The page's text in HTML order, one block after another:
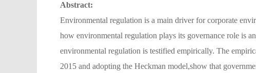
Abstract:
Environmental regulation is a main driver for corporate
how environmental regulation plays its governance role is
environmental regulation is testified empirically. The
2015 and adopting the Heckman model,show that